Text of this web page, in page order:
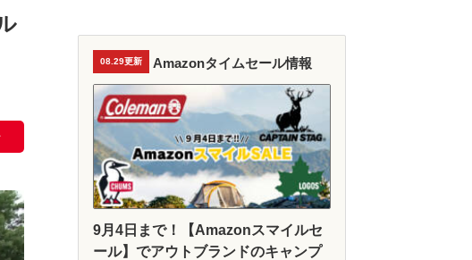
08.29更新 Amazonタイムセール情報
9月4日まで！【Amazonスマイルセ
ール】でアウトブランドのキャンプ